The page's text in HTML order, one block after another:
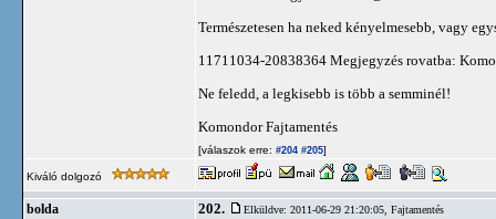
Természetesen ha neked kényelmesebb, vagy
11711034-20838364 Megjegyzés rovatba:
Ne feledd, a legkisebb is több a semminél!
Komondor Fajtamentés
[válaszok erre: #204 #205]
Kiváló dolgozó
bolda 202. Elküldve: 2011-06-29 21:20:05, Fajtamentés